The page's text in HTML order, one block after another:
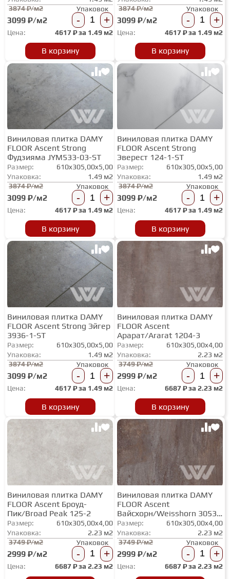
3874 ₽/м2
3099 ₽/м2
Упаковок
- +
Цена: 4617₽ за 1.49 м2
В корзину
3874 ₽/м2
3099 ₽/м2
Упаковок
- +
Цена: 4617₽ за 1.49 м2
В корзину
Виниловая плитка DAMY
FLOOR Ascent Strong
Фудзияма JYM533-03-ST
Размер:
610x305,00x5,00
Упаковка:
1.49 м2
3874 ₽/м2
3099 ₽/м2
Упаковок
- +
Цена: 4617₽ за 1.49 м2
В корзину
Виниловая плитка DAMY
FLOOR Ascent Strong
Эверест 124-1-ST
Размер:
610x305,00x5,00
Упаковка:
1.49 м2
3874 ₽/м2
3099 ₽/м2
Упаковок
- +
Цена: 4617₽ за 1.49 м2
В корзину
Виниловая плитка DAMY
FLOOR Ascent Strong Эйгер
3936-1-ST
Размер:
610x305,00x5,00
Упаковка:
1.49 м2
3874 ₽/м2
3099 ₽/м2
Упаковок
- +
Цена: 4617₽ за 1.49 м2
В корзину
Виниловая плитка DAMY
FLOOR Ascent
Арарат/Ararat 1204-3
Размер:
610x305,00x4,00
Упаковка:
2.23 м2
3749 ₽/м2
2999 ₽/м2
Упаковок
- +
Цена: 6687₽ за 2.23 м2
В корзину
Виниловая плитка DAMY
FLOOR Ascent Броуд-
Пик/Broad Peak 125-2
Размер:
610x305,00x4,00
Упаковка:
2.23 м2
3749 ₽/м2
2999 ₽/м2
Упаковок
- +
Цена: 6687₽ за 2.23 м2
Виниловая плитка DAMY
FLOOR Ascent
Вайсхорн/Weisshorn 3053-
3
Размер:
610x305,00x4,00
Упаковка:
2.23 м2
3749 ₽/м2
2999 ₽/м2
Упаковок
- +
Цена: 6687₽ за 2.23 м2